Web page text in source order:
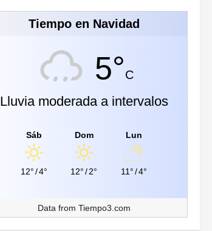
Tiempo en Navidad
5°C
Lluvia moderada a intervalos
Sáb
12° /4°
Dom
12° /2°
Lun
11°/4°
Data from Tiempo3.com